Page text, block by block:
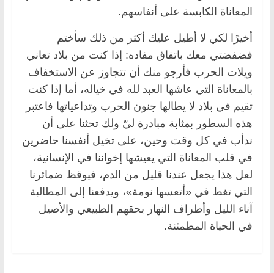
المعاناة الكابسة على أنفاسهم.
أخيرًا لكي لا أطيل عليك أكثر من ذلك سأختم
فضفضتي معك باتفاق مفاده: إذا كنت من بلاد تعاني
ويلات الحرب فأرجو منك أن تتجاوز عن الاستخفاف
بالمعاناة التي عاشها العبد لله في خياله، أما إذا كنت
تقيم في بلاد لا يطالها جنون الحرب وتداعياتها فاعتبر
هذه السطور بمثابة مبادرة ليّ ولك تحثنا على أن
ندأب في كل وقت وحين، على تخيل أنفسنا حاضرين
في قلب المعاناة التي يعيشها إخواننا في الإنسانية،
لعل هذا يجعل عندنا قليل من الدم، فيوقظ ضمائرنا
التي تغط في «أتعسها نومة»، ويدفعنا إلى المطالبة
آناء الليل وأطراف النهار بحقهم الطبيعي والأصيل
في الحياة المطمئنة.